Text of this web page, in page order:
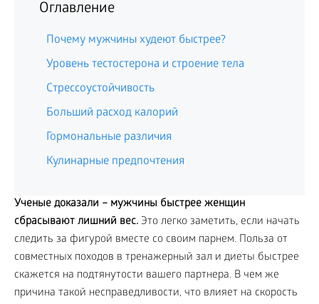
Оглавление
Почему мужчины худеют быстрее?
Уровень тестостерона и строение тела
Стрессоустойчивость
Больший расход калорий
Гормональные различия
Кулинарные предпочтения
Ученые доказали – мужчины быстрее женщин
сбрасывают лишний вес. Это легко заметить, если начать
следить за фигурой вместе со своим парнем. Польза от
совместных походов в тренажерный зал и диеты быстрее
скажется на подтянутости вашего партнера. В чем же
причина такой несправедливости, что влияет на скорость